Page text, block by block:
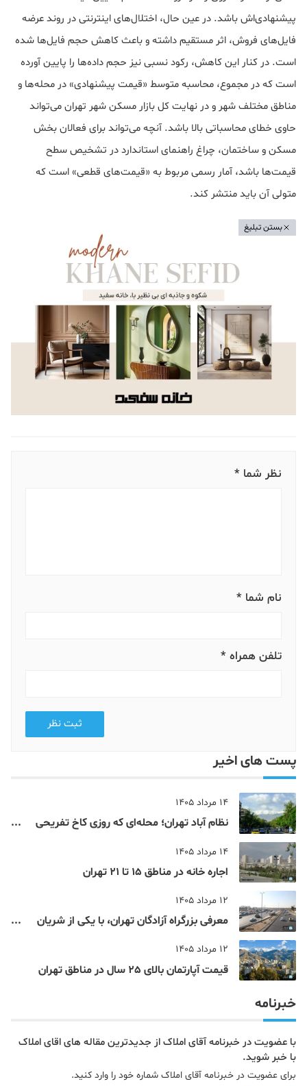
پیشنهادی‌اش باشد. در عین حال،‌ اختلال‌های اینترنتی در روند عرضه
فایل‌های فروش، اثر مستقیم داشته و باعث کاهش حجم فایل‌ها شده
است. در کنار این کاهش، رکود نسبی نیز حجم داده‌ها را پایین آورده
است که در مجموع، محاسبه متوسط «قیمت پیشنهادی» در محله‌ها و
مناطق مختلف شهر و در نهایت کل بازار مسکن شهر تهران می‌تواند
حاوی خطای محاسباتی بالا باشد. آنچه می‌تواند برای فعالان بخش
مسکن و ساختمان، چراغ راهنمای استاندارد در تشخیص سطح
قیمت‌ها باشد، آمار رسمی مربوط به «قیمت‌های قطعی» است که
متولی آن باید منتشر کند.
بستن تبلیغ
نظر شما *
نام شما *
تلفن همراه *
ثبت نظر
پست های اخیر
14 مرداد 1405
نظام‌ آباد تهران؛ محله‌ای که روزی کاخ تفریحی
14 مرداد 1405
اجاره خانه در مناطق 15 تا 21 تهران
12 مرداد 1405
معرفی بزرگراه آزادگان تهران، با یکی از شریان
12 مرداد 1405
قیمت آپارتمان بالای 25 سال در مناطق تهران
خبرنامه
با عضویت در خبرنامه آقای املاک از جدیدترین مقاله های اقای املاک
با خبر شوید.
برای عضویت در خبرنامه آقای املاک شماره خود را وارد کنید.